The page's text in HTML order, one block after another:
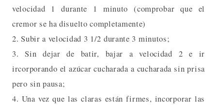
velocidad 1 durante 1 minuto (comprobar que el
cremor se ha disuelto completamente)
2. Subir a velocidad 3 1/2 durante 3 minutos;
3. Sin dejar de batir, bajar a velocidad 2 e ir
ircorporando el azúcar cucharada a cucharada sin prisa
pero sin pausa;
4. Una vez que las claras están firmes, incorporar las